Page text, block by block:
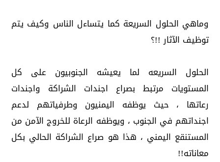
وماهي الحلول السريعة كما يتساءل الناس وكيف يتم
توظيف الآثار !!؟
الحلول السريعه لما يعيشه الجنوبيون على كل
المستويات مرتبط بصراع اجندات الشراكة واجندات
رعاتها ، حيث يوظفه اليمنيون وطرفياتهم لدعم
اجنداتهم في الجنوب ، ويوظفه الرعاة للخروج الآمن من
المستنقع اليمني ، هذا هو صراع الشراكة الحالي بكل
معاناته!!